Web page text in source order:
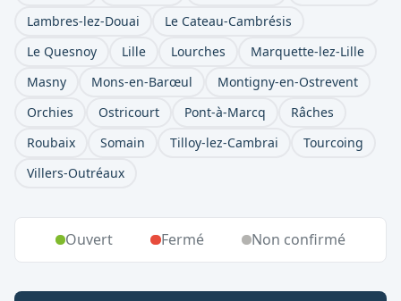
Lambres-lez-Douai
Le Cateau-Cambrésis
Le Quesnoy
Lille Lourches
Marquette-lez-Lille
Masny
Mons-en-Barœul
Montigny-en-Ostrevent
Orchies
Ostricourt Pont-à-Marcq
Râches
Roubaix
Somain Tilloy-lez-Cambrai
Tourcoing
Villers-Outréaux
Ouvert Fermé Non confirmé